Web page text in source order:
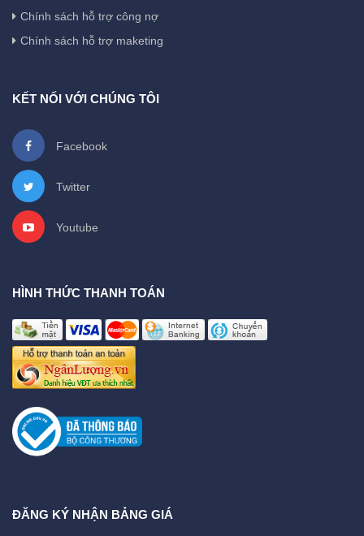
Chính sách hỗ trợ công nợ
Chính sách hỗ trợ maketing
KẾT NỐI VỚI CHÚNG TÔI
Facebook
Twitter
Youtube
HÌNH THỨC THANH TOÁN
ĐĂNG KÝ NHẬN BẢNG GIÁ